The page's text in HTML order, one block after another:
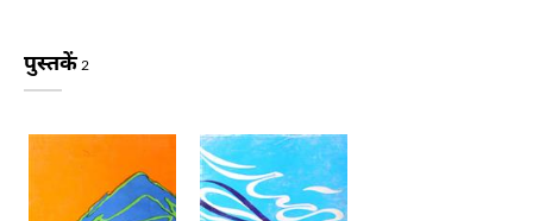
पुस्तकें 2